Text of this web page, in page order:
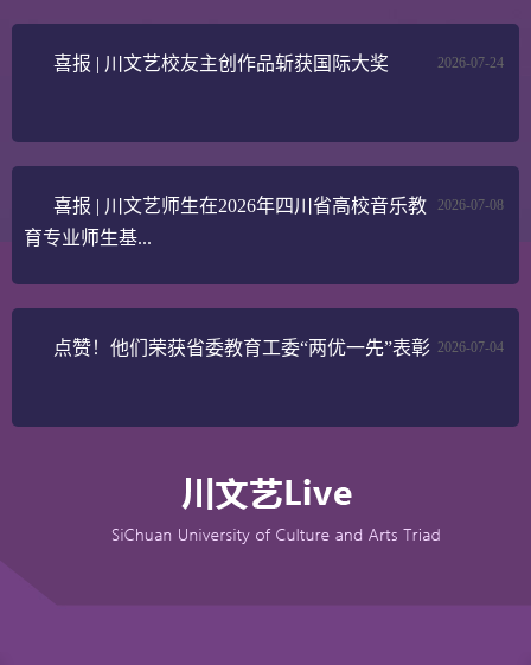
2026-07-24
喜报 | 川文艺校友主创作品斩获国际大奖
2026-07-08
喜报 | 川文艺师生在2026年四川省高校音乐教
育专业师生基...
2026-07-04
点赞！他们荣获省委教育工委“两优一先”表彰